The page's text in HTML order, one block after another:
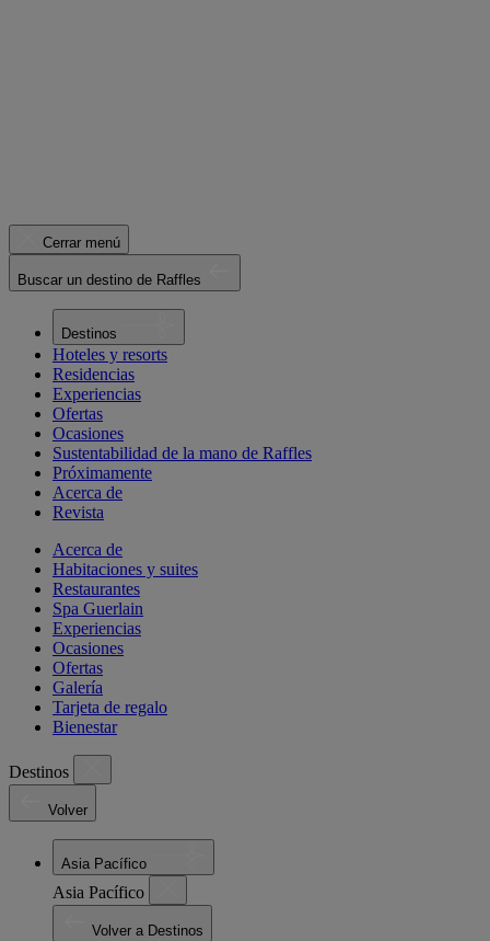
Cerrar menú
Buscar un destino de Raffles
Destinos
Hoteles y resorts
Residencias
Experiencias
Ofertas
Ocasiones
Sustentabilidad de la mano de Raffles
Próximamente
Acerca de
Revista
Acerca de
Habitaciones y suites
Restaurantes
Spa Guerlain
Experiencias
Ocasiones
Ofertas
Galería
Tarjeta de regalo
Bienestar
Destinos
Volver
Asia Pacífico
Asia Pacífico
Volver a Destinos